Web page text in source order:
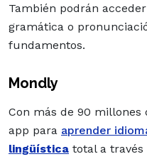
También podrán
gramática o
fundamentos.
Mondly
Con más de 90 millones
app para aprender
lingüística total a través